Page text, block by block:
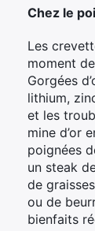
Chez le
Les
moment
Gorgées
lithium,
et les
mine d’or
poignées
un steak
de
ou de
bienfaits